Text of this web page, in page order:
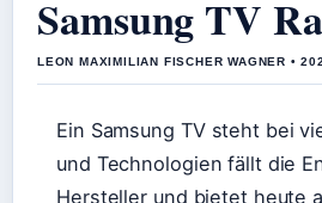
Samsung TV
LEON MAXIMILIAN FISCHER WAGNER •
Ein Samsung TV steht bei
und Technologien fällt die
Hersteller und bietet heute